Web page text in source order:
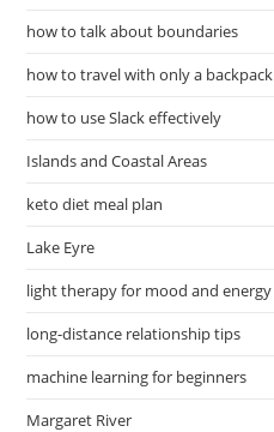
how to talk about boundaries
how to travel with only a backpack
how to use Slack effectively
Islands and Coastal Areas
keto diet meal plan
Lake Eyre
light therapy for mood and energy
long-distance relationship tips
machine learning for beginners
Margaret River